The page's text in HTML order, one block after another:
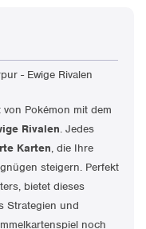
- Ewige Rivalen
Pokémon mit dem
Rivalen. Jedes
Karten, die Ihre
steigern. Perfekt
bietet dieses
Strategien und
noch